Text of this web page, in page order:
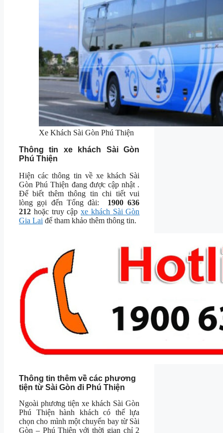
Xe Khách Sài Gòn Phú Thiện
Thông tin xe khách Sài Gòn
Phú Thiện
Hiện các thông tin về xe khách Sài
Gòn Phú Thiện đang được cập nhật .
Để biết thêm thông tin chi tiết vui
lòng gọi đến Tổng đài:
1900 636
212 hoặc truy cậpxe khách Sài Gòn
Gia Lai để tham khảo thêm thông tin.
Thông tin thêm về các phương
tiện từ Sài Gòn đi Phú Thiện
Ngoài phương tiện xe khách Sài Gòn
Phú Thiện hành khách có thế lựa
chọn cho mình một chuyến bay từ Sài
Gòn – Phú Thiện với thời gian chỉ 2